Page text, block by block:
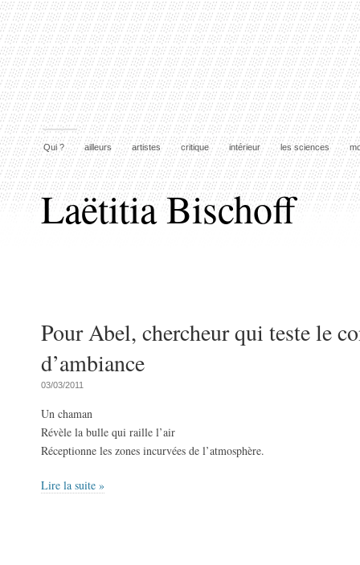
Qui ? ailleurs artistes critique intérieur les sciences
Laëtitia Bischoff
Pour Abel, chercheur qui teste le
d’ambiance
03/03/2011
Un chaman
Révèle la bulle qui raille l’air
Réceptionne les zones incurvées de l’atmosphère.
Lire la suite »